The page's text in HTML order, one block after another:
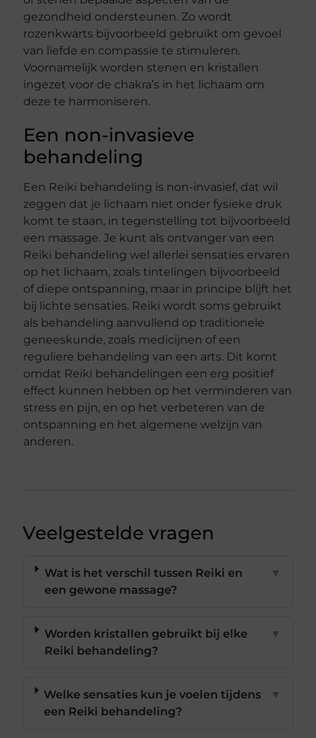
gezondheid ondersteunen. Zo wordt
rozenkwarts bijvoorbeeld gebruikt om gevoel
van liefde en compassie te stimuleren.
Voornamelijk worden stenen en kristallen
ingezet voor de chakra’s in het lichaam om
deze te harmoniseren.
Een non-invasieve
behandeling
Een Reiki behandeling is non-invasief, dat wil
zeggen dat je lichaam niet onder fysieke druk
komt te staan, in tegenstelling tot bijvoorbeeld
een massage. Je kunt als ontvanger van een
Reiki behandeling wel allerlei sensaties ervaren
op het lichaam, zoals tintelingen bijvoorbeeld
of diepe ontspanning, maar in principe blijft het
bij lichte sensaties. Reiki wordt soms gebruikt
als behandeling aanvullend op traditionele
geneeskunde, zoals medicijnen of een
reguliere behandeling van een arts. Dit komt
omdat Reiki behandelingen een erg positief
effect kunnen hebben op het verminderen van
stress en pijn, en op het verbeteren van de
ontspanning en het algemene welzijn van
anderen.
Veelgestelde vragen
Wat is het verschil tussen Reiki en
een gewone massage?
▼
Worden kristallen gebruikt bij elke
Reiki behandeling?
▼
Welke sensaties kun je voelen tijdens
een Reiki behandeling?
▼